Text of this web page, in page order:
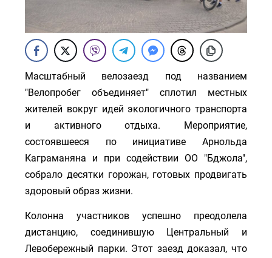
Масштабный велозаезд под названием
"Велопробег объединяет" сплотил местных
жителей вокруг идей экологичного транспорта
и активного отдыха. Мероприятие,
состоявшееся по инициативе Арнольда
Каграманяна и при содействии ОО "Бджола",
собрало десятки горожан, готовых продвигать
здоровый образ жизни.
Колонна участников успешно преодолела
дистанцию, соединившую Центральный и
Левобережный парки. Этот заезд доказал, что